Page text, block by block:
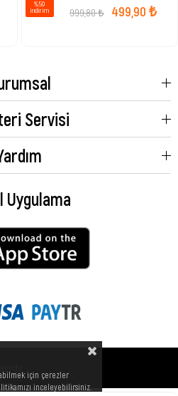
499,90 ₺
999,80 ₺
%50
i̇ndirim
Servisi
Uygulama
için çerezler
inceleyebilirsiniz.